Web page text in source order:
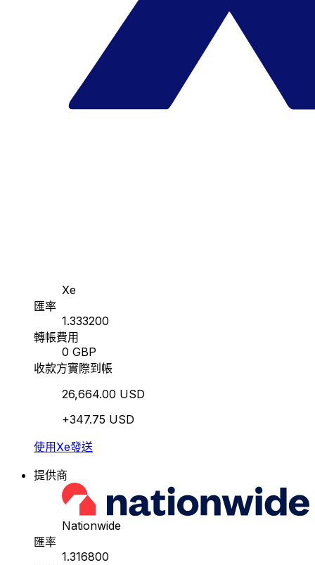
Xe
匯率
1.333200
轉帳費用
0 GBP
收款方實際到帳
26,664.00 USD
+347.75 USD
使用Xe發送
提供商
Nationwide
匯率
1.316800